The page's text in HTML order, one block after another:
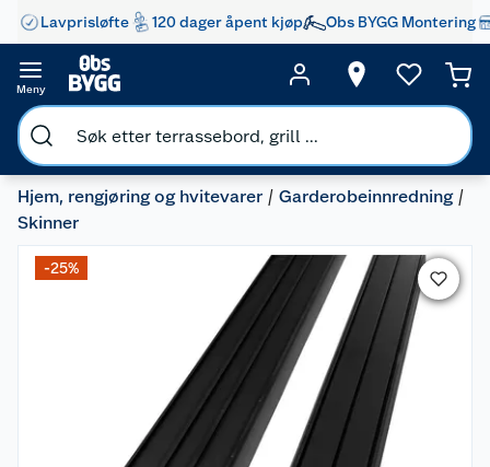
Lavprisløfte 120 dager åpent kjøp Obs BYGG Montering
Meny
Hjem, rengjøring og hvitevarer
Garderobeinnredning
Skinner
-25%